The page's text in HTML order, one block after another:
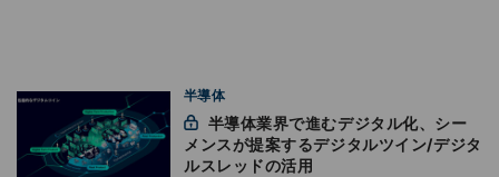
半導体
メンスが提案するデジタルツイン/デジタ
ルスレッドの活用